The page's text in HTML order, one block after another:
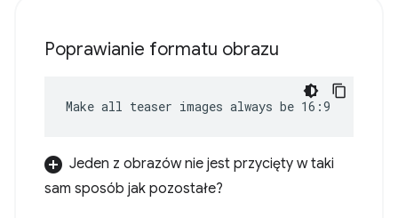
Poprawianie formatu obrazu
Make all teaser images always be 16:9
Jeden z obrazów nie jest przycięty w taki
sam sposób jak pozostałe?